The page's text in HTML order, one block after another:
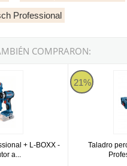
Professional
COMPRARON:
+ L-BOXX -
a...
+ L-BOXX - Taladro
21%
Taladro
Taladro